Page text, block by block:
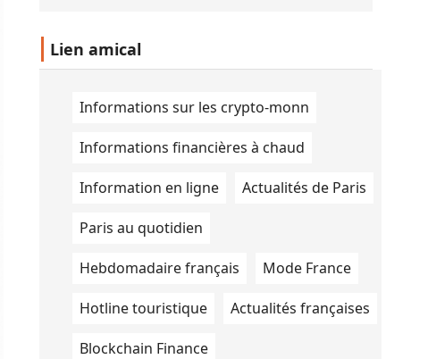
Lien amical
Informations sur les crypto-monn
Informations financières à chaud
Information en ligne Actualités de Paris
Paris au quotidien
Hebdomadaire français Mode France
Hotline touristique Actualités françaises
Blockchain Finance